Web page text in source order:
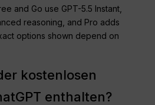
and Go use GPT-5.5 Instant,
reasoning, and Pro adds
options shown depend on
kostenlosen
enthalten?